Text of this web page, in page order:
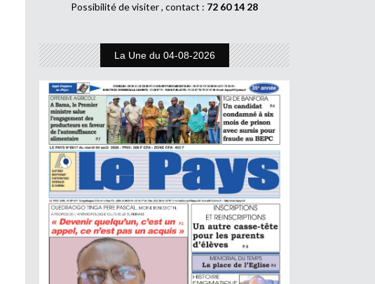
Possibilité de visiter , contact : 72 60 14 28
La Une du 04-08-2026